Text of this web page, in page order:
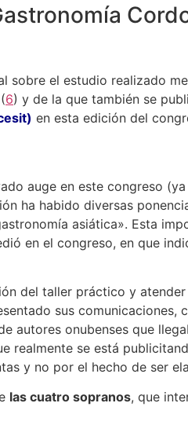
sobre el estudio realizado
6) y de la que también se
en esta edición del
auge en este congreso
ha habido diversas
asiática». Esta
en el congreso, en que
del taller práctico y
sus
autores onubenses que
realmente se está
y no por el hecho de ser
las cuatro sopranos, que